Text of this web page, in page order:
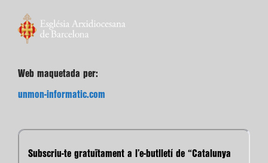
Web maquetada per:
unmon-informatic.com
Subscriu-te gratuïtament a l’e-butlletí de “Catalunya